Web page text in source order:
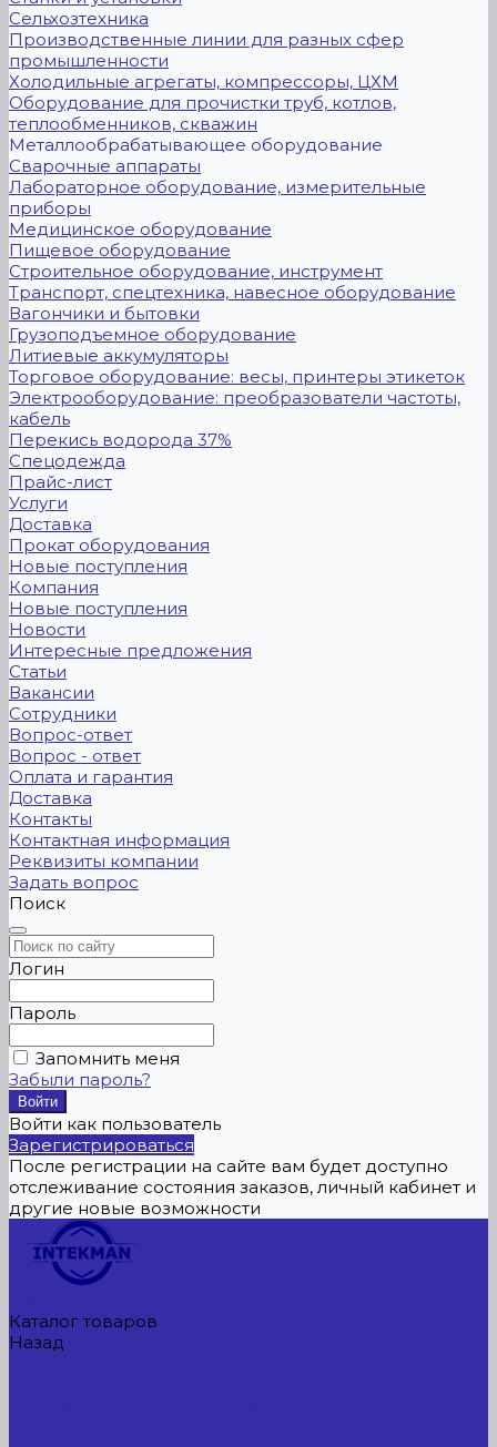
Сельхозтехника
Производственные линии для разных сфер
промышленности
Холодильные агрегаты, компрессоры, ЦХМ
Оборудование для прочистки труб, котлов,
теплообменников, скважин
Металлообрабатывающее оборудование
Сварочные аппараты
Лабораторное оборудование, измерительные
приборы
Медицинское оборудование
Пищевое оборудование
Строительное оборудование, инструмент
Транспорт, спецтехника, навесное оборудование
Вагончики и бытовки
Грузоподъемное оборудование
Литиевые аккумуляторы
Торговое оборудование: весы, принтеры этикеток
Электрооборудование: преобразователи частоты,
кабель
Перекись водорода 37%
Спецодежда
Прайс-лист
Услуги
Доставка
Прокат оборудования
Новые поступления
Компания
Новые поступления
Новости
Интересные предложения
Статьи
Вакансии
Сотрудники
Вопрос-ответ
Вопрос - ответ
Оплата и гарантия
Доставка
Контакты
Контактная информация
Реквизиты компании
Задать вопрос
Поиск
Логин
Пароль
Запомнить меня
Забыли пароль?
Войти как пользователь
Зарегистрироваться
После регистрации на сайте вам будет доступно
отслеживание состояния заказов, личный кабинет и
другие новые возможности
Каталог товаров
Назад